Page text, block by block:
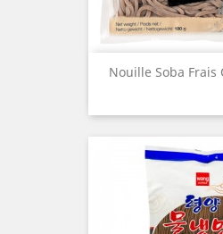
Nouille Soba Frais